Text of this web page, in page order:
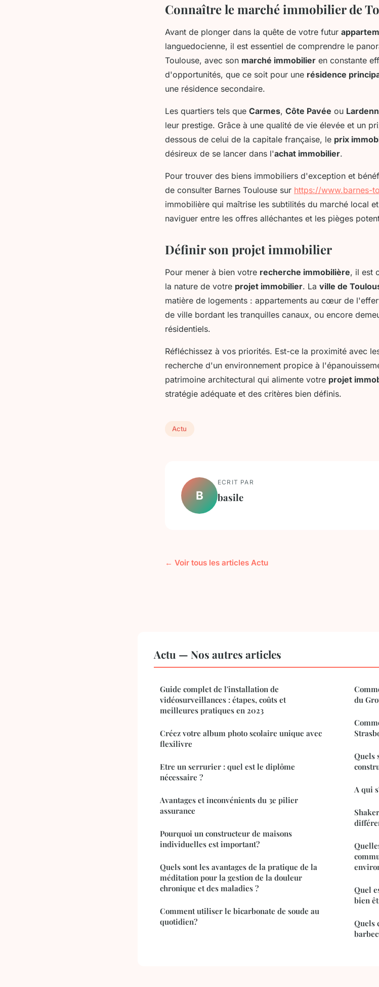
Connaître le marché immobilier de
Avant de plonger dans la quête de votre futur
languedocienne, il est essentiel de comprendre le
Toulouse, avec son marché immobilier en constante
d'opportunités, que ce soit pour une résidence
une résidence secondaire.
Les quartiers tels que Carmes, Côte Pavée ou
leur prestige. Grâce à une qualité de vie élevée et un
dessous de celui de la capitale française, le prix
désireux de se lancer dans l'achat immobilier.
Pour trouver des biens immobiliers d'exception et
de consulter Barnes Toulouse sur https://www.barnes-
immobilière qui maîtrise les subtilités du marché local
naviguer entre les offres alléchantes et les pièges
Définir son projet immobilier
Pour mener à bien votre recherche immobilière, il est
la nature de votre projet immobilier. La ville de
matière de logements : appartements au cœur de
de ville bordant les tranquilles canaux, ou encore
résidentiels.
Réfléchissez à vos priorités. Est-ce la proximité avec
recherche d'un environnement propice à
patrimoine architectural qui alimente votre projet
stratégie adéquate et des critères bien définis.
Actu
B
ECRIT PAR
basile
← Voir tous les articles Actu
Actu — Nos autres articles
Guide complet de l'installation de
vidéosurveillances : étapes, coûts et
meilleures pratiques en 2023
Créez votre album photo scolaire unique avec
flexilivre
Etre un serrurier : quel est le diplôme
nécessaire ?
Avantages et inconvénients du 3e pilier
assurance
Pourquoi un constructeur de maisons
individuelles est important?
Quels sont les avantages de la pratique de la
méditation pour la gestion de la douleur
chronique et des maladies ?
Comment utiliser le bicarbonate de soude au
quotidien?
du
Quels
A qui
Quel
bien
Quels